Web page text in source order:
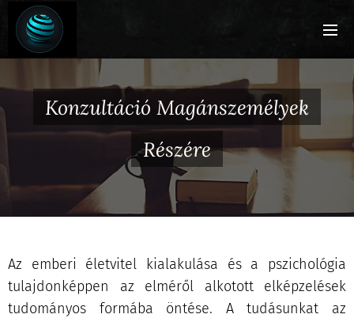
Konzultáció Magánszemélyek
Részére
Az emberi életvitel kialakulása és a pszichológia
tulajdonképpen az elméről alkotott elképzelések
tudományos formába öntése. A tudásunkat az